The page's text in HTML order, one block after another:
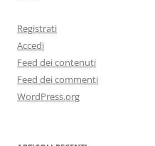
Registrati
Accedi
Feed dei contenuti
Feed dei commenti
WordPress.org